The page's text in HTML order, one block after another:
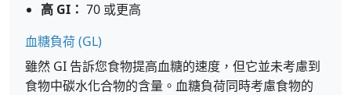
高 GI： 70 或更高
血糖負荷 (GL)
雖然 GI 告訴您食物提高血糖的速度，但它並未考慮到
食物中碳水化合物的含量。血糖負荷同時考慮食物的